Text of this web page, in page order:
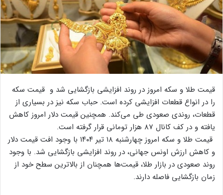
قیمت طلا و سکه امروز در روند افزایشی بازگشایی شد و قیمت سکه
را در انواع قطعات افزایشی کرده است. حباب سکه نیز در بسیاری از
قطعات، روندی صعودی طی می‌کند. همچنین قیمت دلار امروز کاهش
یافته و در کف کانال 87 هزار تومانی قرار گرفته است.
قیمت طلا و سکه امروز چهارشنبه ۱۸ تیر ۱۴۰۴ با وجود افت قیمت دلار
و کاهش ارزش اونس جهانی، در روند افزایشی بازگشایی شد. با وجود
روند صعودی در بازار طلا، قیمت‌ها همچنان از بالاترین سطح خود از
زمان بازگشایی فاصله دارند.